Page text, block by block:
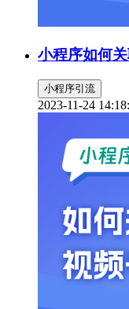
小程序如何
小程序引流
2023-11-24